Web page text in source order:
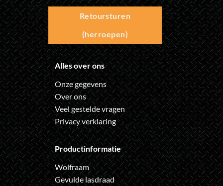
Retoursturen
(herroepen)
Alles over ons
Onze gegevens
Over ons
Veel gestelde vragen
Privacy verklaring
Productinformatie
Wolfraam
Gevulde lasdraad